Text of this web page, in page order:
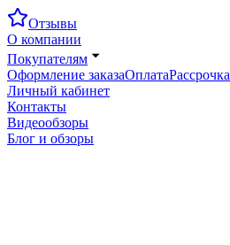
Отзывы
О компании
Покупателям
Оформление заказаОплатаРассрочка
Личный кабинет
Контакты
Видеообзоры
Блог и обзоры